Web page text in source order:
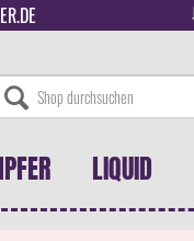
LIQUID